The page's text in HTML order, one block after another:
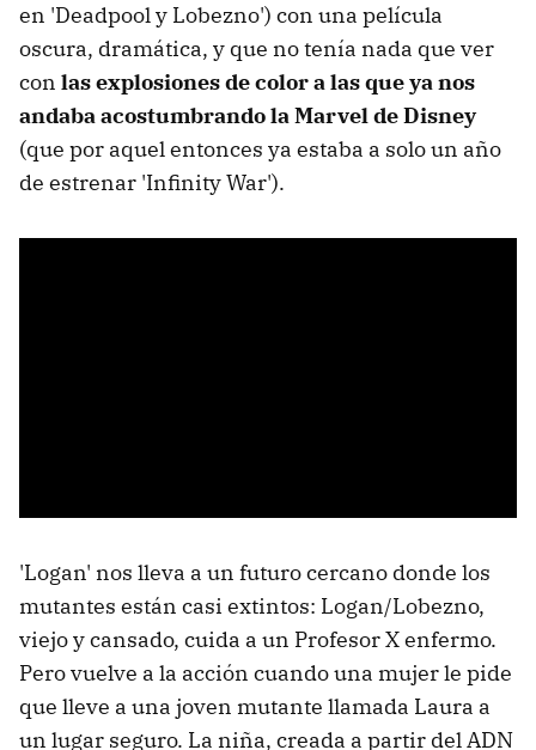
en 'Deadpool y Lobezno') con una película
oscura, dramática, y que no tenía nada que ver
con las explosiones de color a las que ya nos
andaba acostumbrando la Marvel de Disney
(que por aquel entonces ya estaba a solo un año
de estrenar 'Infinity War').
'Logan' nos lleva a un futuro cercano donde los
mutantes están casi extintos: Logan/Lobezno,
viejo y cansado, cuida a un Profesor X enfermo.
Pero vuelve a la acción cuando una mujer le pide
que lleve a una joven mutante llamada Laura a
un lugar seguro. La niña, creada a partir del ADN